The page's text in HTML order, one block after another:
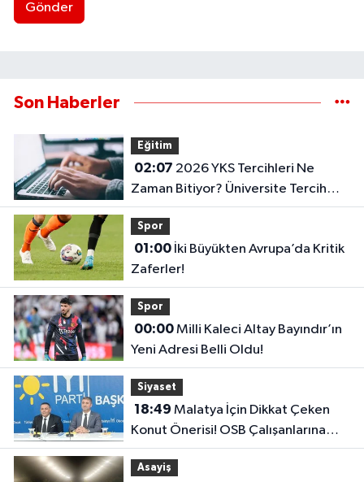
Gönder
Son Haberler
Eğitim
02:07
Zaman Bitiyor? Üniversite Tercih
Sonuçları Açıklandı Mı?
Spor
01:00İki Büyükten Avrupa’da Kritik
Zaferler!
Spor
00:00Milli Kaleci Altay Bayındır’ın
Yeni Adresi Belli Oldu!
Siyaset
18:49
Konut Önerisi! OSB Çalışanlarına
Faizsiz Ev Çağrısı..
Asayiş